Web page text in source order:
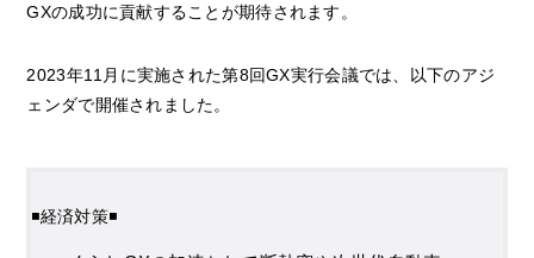
GXの成功に貢献することが期待されます。
2023年11月に実施された第8回GX実行会議では、以下のアジ
ェンダで開催されました。
◾️経済対策◾️